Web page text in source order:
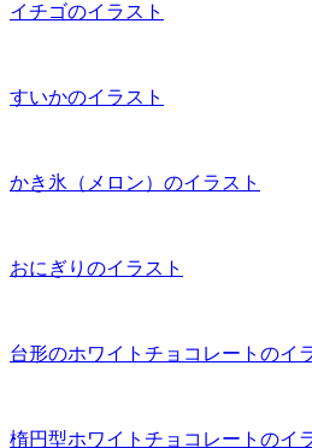
イチゴのイラスト
すいかのイラスト
かき氷（メロン）のイラスト
おにぎりのイラスト
台形のホワイトチョコレートのイ
楕円型ホワイトチョコレートのイ